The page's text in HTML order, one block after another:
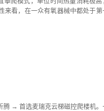
来看，在一众有氧器械中都处于第
腾 → 首选麦瑞克云梯磁控爬楼机。